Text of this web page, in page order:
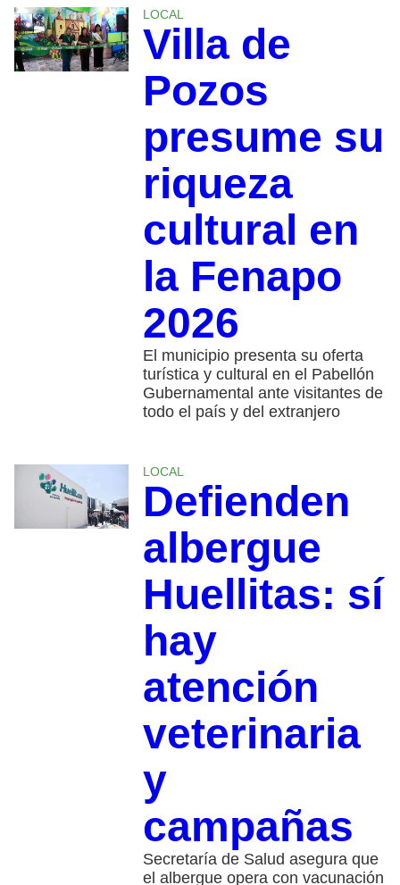
LOCAL
Villa de
Pozos
presume su
riqueza
cultural en
la Fenapo
2026
El municipio presenta su oferta
turística y cultural en el Pabellón
Gubernamental ante visitantes de
todo el país y del extranjero
LOCAL
Defienden
albergue
Huellitas: sí
hay
atención
veterinaria
y
campañas
Secretaría de Salud asegura que
el albergue opera con vacunación